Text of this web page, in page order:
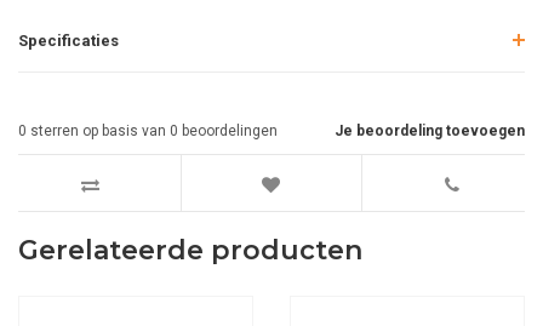
Specificaties
Je beoordeling toevoegen
0 sterren op basis van 0 beoordelingen
Gerelateerde producten